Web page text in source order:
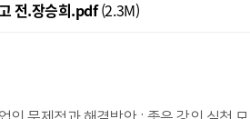
전.장승희.pdf(2.3M)